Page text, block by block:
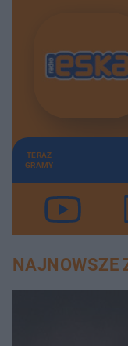
TERAZ
GRAMY
NAJNOWSZE